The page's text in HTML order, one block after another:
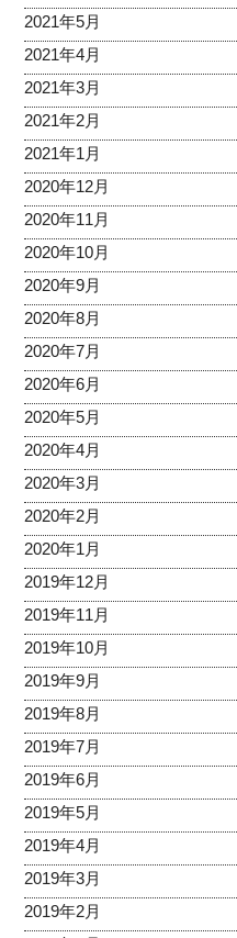
2021年5月
2021年4月
2021年3月
2021年2月
2021年1月
2020年12月
2020年11月
2020年10月
2020年9月
2020年8月
2020年7月
2020年6月
2020年5月
2020年4月
2020年3月
2020年2月
2020年1月
2019年12月
2019年11月
2019年10月
2019年9月
2019年8月
2019年7月
2019年6月
2019年5月
2019年4月
2019年3月
2019年2月